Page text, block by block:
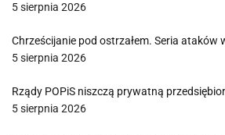
5 sierpnia 2026
Chrześcijanie pod ostrzałem. Seria ataków
5 sierpnia 2026
Rządy POPiS niszczą prywatną
5 sierpnia 2026